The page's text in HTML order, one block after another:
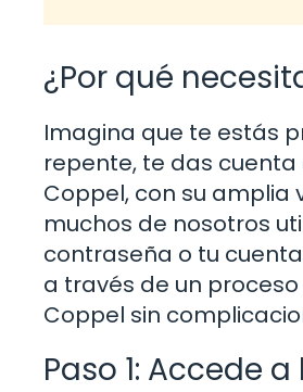
¿Por qué
Imagina que te estás
repente, te das cuenta
Coppel, con su amplia
muchos de nosotros
contraseña o tu
a través de un
Coppel sin
Paso 1: Accede